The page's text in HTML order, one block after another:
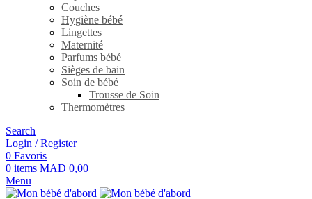
Couches
Hygiène bébé
Lingettes
Maternité
Parfums bébé
Sièges de bain
Soin de bébé
Trousse de Soin
Thermomètres
Search
Login / Register
0 Favoris
0 items MAD 0,00
Menu